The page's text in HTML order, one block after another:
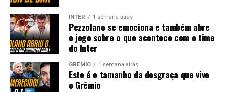
INTER 1 semana atrás
Pezzolano se emociona e também abre
o jogo sobre o que acontece com o time
do Inter
GRÊMIO 1 semana atrás
Este é o tamanho da desgraça que vive
o Grêmio